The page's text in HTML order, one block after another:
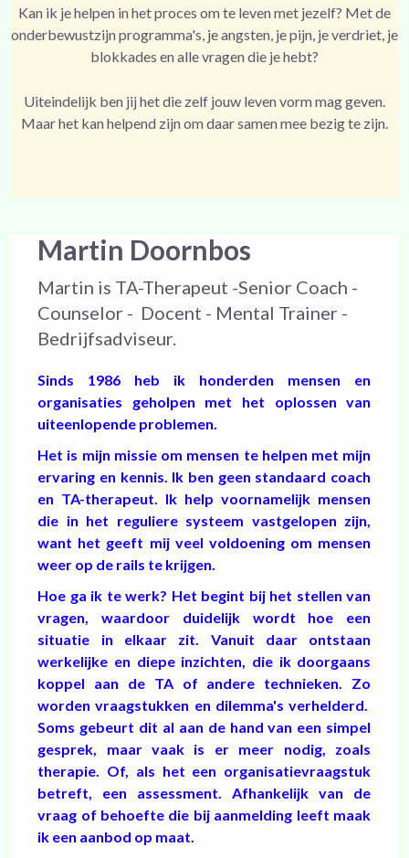
Kan ik je helpen in het proces om te leven met jezelf? Met de
onderbewustzijn programma's, je angsten, je pijn, je verdriet, je
blokkades en alle vragen die je hebt?
Uiteindelijk ben jij het die zelf jouw leven vorm mag geven.
Maar het kan helpend zijn om daar samen mee bezig te zijn.
Martin Doornbos
Martin is TA-Therapeut -Senior Coach -
Counselor - Docent - Mental Trainer -
Bedrijfsadviseur.
Sinds 1986 heb ik honderden mensen en
organisaties geholpen met het oplossen van
uiteenlopende problemen.
Het is mijn missie om mensen te helpen met mijn
ervaring en kennis. Ik ben geen standaard coach
en TA-therapeut. Ik help voornamelijk mensen
die in het reguliere systeem vastgelopen zijn,
want het geeft mij veel voldoening om mensen
weer op de rails te krijgen.
Hoe ga ik te werk? Het begint bij het stellen van
vragen, waardoor duidelijk wordt hoe een
situatie in elkaar zit. Vanuit daar ontstaan
werkelijke en diepe inzichten, die ik doorgaans
koppel aan de TA of andere technieken. Zo
worden vraagstukken en dilemma's verhelderd.
Soms gebeurt dit al aan de hand van een simpel
gesprek, maar vaak is er meer nodig, zoals
therapie. Of, als het een organisatievraagstuk
betreft, een assessment. Afhankelijk van de
vraag of behoefte die bij aanmelding leeft maak
ik een aanbod op maat.